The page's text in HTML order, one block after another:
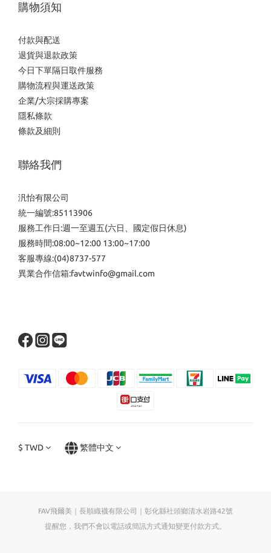
購物須知
付款與配送
退貨與退款政策
今日下單隔日取件服務
購物流程與運送政策
企業/大宗採購專案
隱私條款
條款及細則
聯絡我們
汎怡有限公司
統一編號:85113906
服務工作日:週一至週五(六日、國定假日休息)
服務時間:08:00~12:00 13:00~17:00
客服專線:(04)8737-577
異業合作信箱:favtwinfo@gmail.com
$ TWD 繁體中文
FAV飛爾美｜長順織襪有限公司｜彰化縣社頭鄉清水岩路42號
提醒您，我們不會以電話或簡訊方式通知變更付款方式。